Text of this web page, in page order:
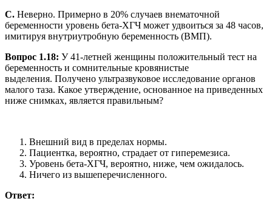
C. Неверно. Примерно в 20% случаев внематочной
беременности уровень бета-ХГЧ может удвоиться за 48 часов,
имитируя внутриутробную беременность (ВМП).
Вопрос 1.18: У 41-летней женщины положительный тест на
беременность и сомнительные кровянистые
выделения. Получено ультразвуковое исследование органов
малого таза. Какое утверждение, основанное на приведенных
ниже снимках, является правильным?
Внешний вид в пределах нормы.
Пациентка, вероятно, страдает от гиперемезиса.
Уровень бета-ХГЧ, вероятно, ниже, чем ожидалось.
Ничего из вышеперечисленного.
Ответ: